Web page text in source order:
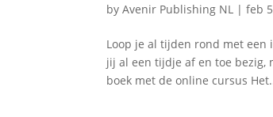
byAvenir Publishing NL |feb
Loop je al tijden rond met een
jij al een tijdje af en toe bezig,
boek met de online cursus